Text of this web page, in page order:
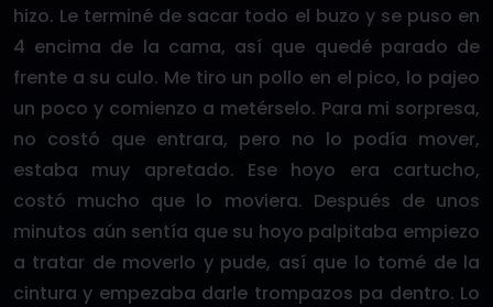
hizo. Le terminé de sacar todo el buzo y se puso en
4 encima de la cama, así que quedé parado de
frente a su culo. Me tiro un pollo en el pico, lo pajeo
un poco y comienzo a metérselo. Para mi sorpresa,
no costó que entrara, pero no lo podía mover,
estaba muy apretado. Ese hoyo era cartucho,
costó mucho que lo moviera. Después de unos
minutos aún sentía que su hoyo palpitaba empiezo
a tratar de moverlo y pude, así que lo tomé de la
cintura y empezaba darle trompazos pa dentro. Lo